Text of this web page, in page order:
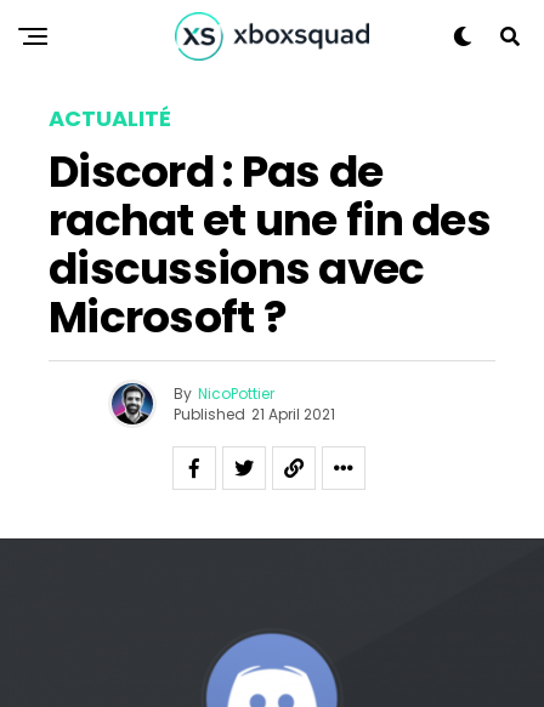
ACTUALITÉ
Discord : Pas de
rachat et une fin des
discussions avec
Microsoft ?
By NicoPottier
Published 21 April 2021